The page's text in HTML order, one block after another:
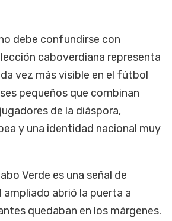
debe confundirse con
caboverdiana representa
vez más visible en el fútbol
pequeños que combinan
de la diáspora,
y una identidad nacional muy
Verde es una señal de
ampliado abrió la puerta a
quedaban en los márgenes.